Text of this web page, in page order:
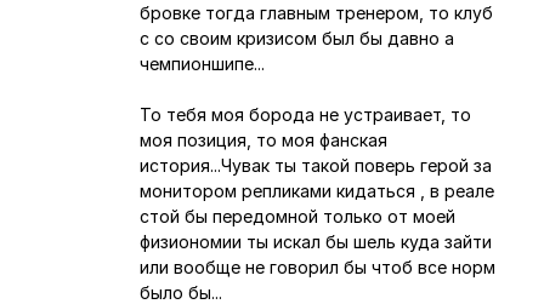
бровке тогда главным тренером, то клуб
с со своим кризисом был бы давно а
чемпионшипе...
То тебя моя борода не устраивает, то
моя позиция, то моя фанская
история...Чувак ты такой поверь герой за
монитором репликами кидаться , в реале
стой бы передомной только от моей
физиономии ты искал бы шель куда зайти
или вообще не говорил бы чтоб все норм
было бы...